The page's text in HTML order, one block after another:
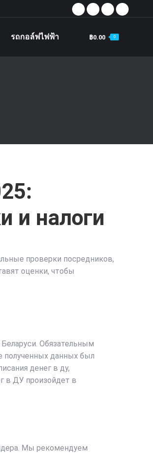
Facebook
opens
X
opens
Instagram
opens
YouTube
รถกอล์ฟไฟฟ้า ฿0.00 0
и налоги
проверки посредников,
оценки, чтобы
Обязательным
полученных данных был
денег в ду,
в ДУ произойдет в
Мы рекомендуем